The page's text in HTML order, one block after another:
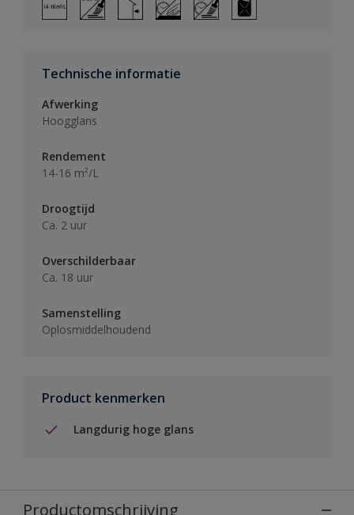
Technische informatie
Afwerking
Hoogglans
Rendement
14-16 m²/L
Droogtijd
Ca. 2 uur
Overschilderbaar
Ca. 18 uur
Samenstelling
Oplosmiddelhoudend
Product kenmerken
Langdurig hoge glans
Productomschrijving